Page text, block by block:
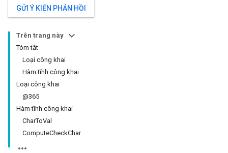
GỬI Ý KIẾN PHẢN HỒI
Trên trang này
Tóm tắt
Loại công khai
Hàm tĩnh công khai
Loại công khai
@365
Hàm tĩnh công khai
CharToVal
ComputeCheckChar